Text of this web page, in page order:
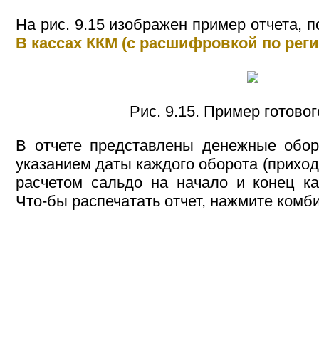
На рис. 9.15 изображен пример отчета,
В кассах ККМ (с расшифровкой по
Рис. 9.15. Пример
В отчете представлены денежные
указанием даты каждого оборота
расчетом сальдо на начало и конец
Что-бы распечатать отчет, нажмите